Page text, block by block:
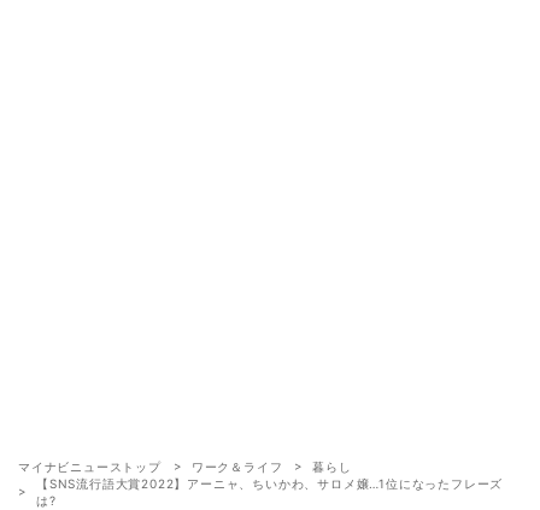
マイナビニューストップ ワーク＆ライフ
暮らし
【SNS流行語大賞2022】アーニャ、ちいかわ、サロメ嬢…1位になったフレーズ
は?